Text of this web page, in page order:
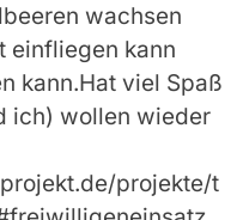
wachsen
einfliegen kann
kann.Hat viel Spaß
ich) wollen wieder
projekte/t